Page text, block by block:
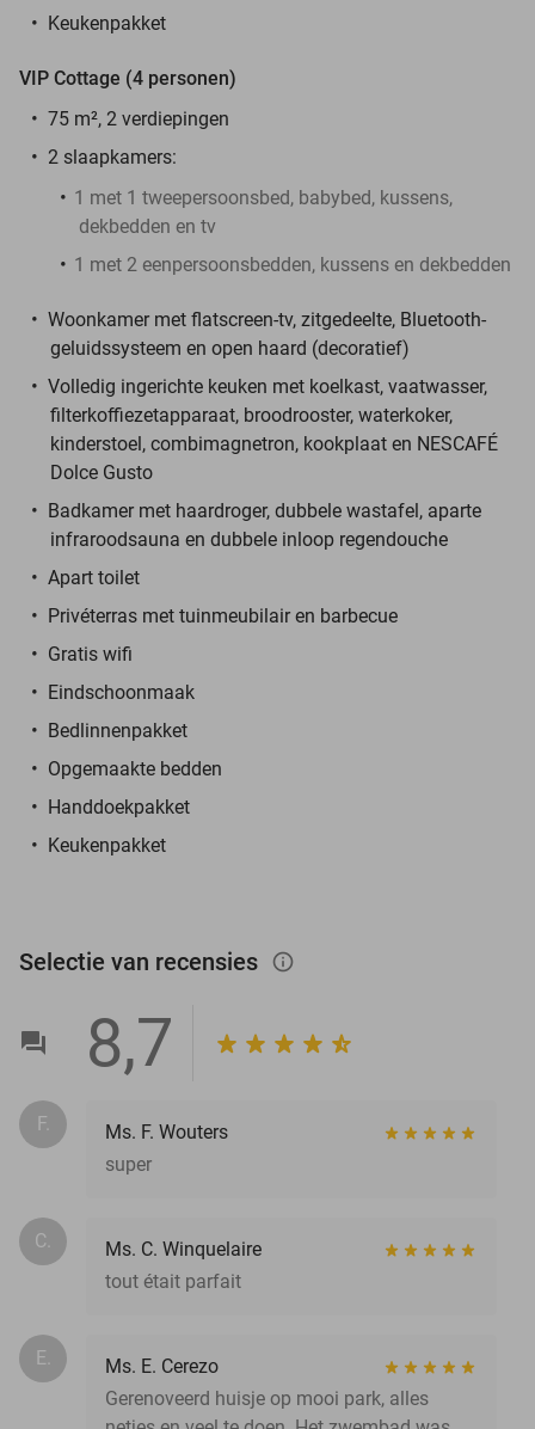
Keukenpakket
VIP Cottage (4 personen)
75 m², 2 verdiepingen
2 slaapkamers:
1 met 1 tweepersoonsbed, babybed, kussens,
dekbedden en tv
1 met 2 eenpersoonsbedden, kussens en dekbedden
Woonkamer met flatscreen-tv, zitgedeelte, Bluetooth-
geluidssysteem en open haard (decoratief)
Volledig ingerichte keuken met koelkast, vaatwasser,
filterkoffiezetapparaat, broodrooster, waterkoker,
kinderstoel, combimagnetron, kookplaat en NESCAFÉ
Dolce Gusto
Badkamer met haardroger, dubbele wastafel, aparte
infraroodsauna en dubbele inloop regendouche
Apart toilet
Privéterras met tuinmeubilair en barbecue
Gratis wifi
Eindschoonmaak
Bedlinnenpakket
Opgemaakte bedden
Handdoekpakket
Keukenpakket
Selectie van recensies info_outlined
8,7
F.
Ms. F. Wouters
super
C.
Ms. C. Winquelaire
tout était parfait
E.
Ms. E. Cerezo
Gerenoveerd huisje op mooi park, alles